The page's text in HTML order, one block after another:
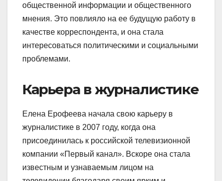
общественной информации и общественного
мнения. Это повлияло на ее будущую работу в
качестве корреспондента, и она стала
интересоваться политическими и социальными
проблемами.
Карьера в журналистике
Елена Ерофеева начала свою карьеру в
журналистике в 2007 году, когда она
присоединилась к российской телевизионной
компании «Первый канал». Вскоре она стала
известным и узнаваемым лицом на